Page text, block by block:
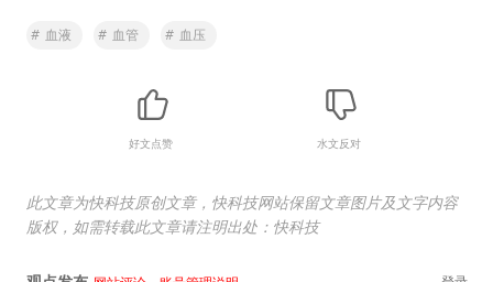
# 血液 # 血管 # 血压
好文点赞 水文反对
此文章为快科技原创文章，快科技网站保留文章图片及文字内容
版权，如需转载此文章请注明出处：快科技